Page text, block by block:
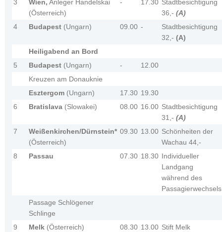
3
Wien, Anleger Handelskai
(Österreich)
- 17.30 Stadtbesichtigung
36,-(A)
4
Budapest (Ungarn) 09.00 -
Stadtbesichtigung
32,-(A)
Heiligabend an Bord
5
Budapest (Ungarn) -
12.00
Kreuzen am Donauknie
Esztergom (Ungarn) 17.30 19.30
6
Bratislava (Slowakei) 08.00 16.00 Stadtbesichtigung
31,-(A)
7
Weißenkirchen/Dürnstein*
(Österreich)
09.30 13.00 Schönheiten der
Wachau 44,-
8
Passau 07.30 18.30 Individueller
Landgang
während des
Passagierwechsels
Passage Schlögener
Schlinge
9
Melk (Österreich) 08.30 13.00 Stift Melk